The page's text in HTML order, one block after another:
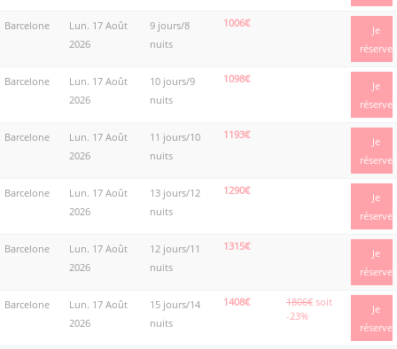
Barcelone
Lun. 17 Août
2026
9 jours/8
nuits
1006€
Je
réserve
Barcelone
Lun. 17 Août
2026
10 jours/9
nuits
1098€
Je
réserve
Barcelone
Lun. 17 Août
2026
11 jours/10
nuits
1193€
Je
réserve
Barcelone
Lun. 17 Août
2026
13 jours/12
nuits
1290€
Je
réserve
Barcelone
Lun. 17 Août
2026
12 jours/11
nuits
1315€
Je
réserve
Barcelone
Lun. 17 Août
2026
15 jours/14
nuits
1408€ 1806€ soit
-23%
Je
réserve